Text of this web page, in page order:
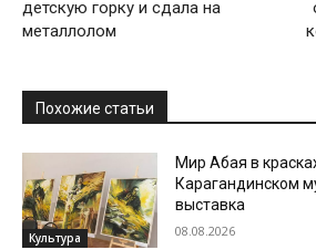
детскую горку и сдала на
металлолом
Похожие статьи
Культура
Мир Абая в
Карагандинском
выставка
08.08.2026